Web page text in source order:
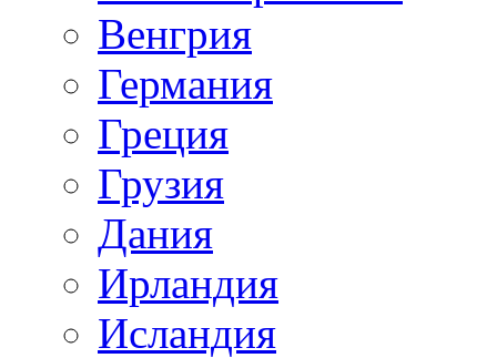
Венгрия
Германия
Греция
Грузия
Дания
Ирландия
Исландия